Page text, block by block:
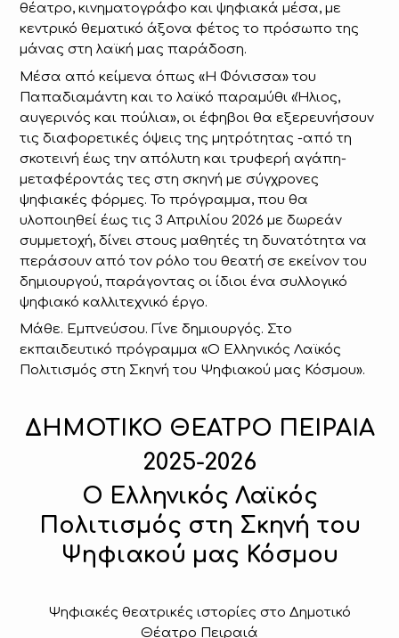
θέατρο, κινηματογράφο και ψηφιακά μέσα, με
κεντρικό θεματικό άξονα φέτος το πρόσωπο της
μάνας στη λαϊκή μας παράδοση.
Μέσα από κείμενα όπως «Η Φόνισσα» του
Παπαδιαμάντη και το λαϊκό παραμύθι «Ήλιος,
αυγερινός και πούλια», οι έφηβοι θα εξερευνήσουν
τις διαφορετικές όψεις της μητρότητας -από τη
σκοτεινή έως την απόλυτη και τρυφερή αγάπη-
μεταφέροντάς τες στη σκηνή με σύγχρονες
ψηφιακές φόρμες. Το πρόγραμμα, που θα
υλοποιηθεί έως τις 3 Απριλίου 2026 με δωρεάν
συμμετοχή, δίνει στους μαθητές τη δυνατότητα να
περάσουν από τον ρόλο του θεατή σε εκείνον του
δημιουργού, παράγοντας οι ίδιοι ένα συλλογικό
ψηφιακό καλλιτεχνικό έργο.
Μάθε. Εμπνεύσου. Γίνε δημιουργός. Στο
εκπαιδευτικό πρόγραμμα «Ο Ελληνικός Λαϊκός
Πολιτισμός στη Σκηνή του Ψηφιακού μας Κόσμου».
ΔΗΜΟΤΙΚΟ ΘΕΑΤΡΟ ΠΕΙΡΑΙΑ
2025-2026
Ο Ελληνικός Λαϊκός
Πολιτισμός στη Σκηνή του
Ψηφιακού μας Κόσμου
Ψηφιακές θεατρικές ιστορίες στο Δημοτικό
Θέατρο Πειραιά